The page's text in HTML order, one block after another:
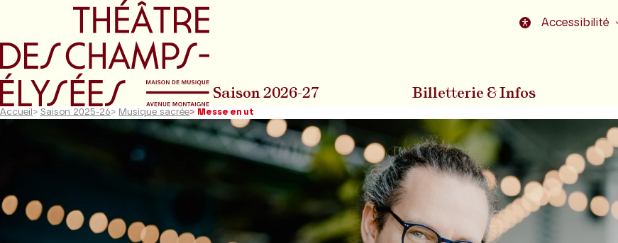
Aller au menu principal Aller au pied de la page Accessibilité
Saison 2026-27 Billetterie & Infos
Accueil > Saison 2025-26> Musique sacrée> Messe en ut